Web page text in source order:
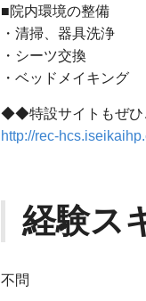
■院内環境の整備
・清掃、器具洗浄
・シーツ交換
・ベッドメイキング
◆◆特設サイトもぜ
http://rec-
経験ス
不問